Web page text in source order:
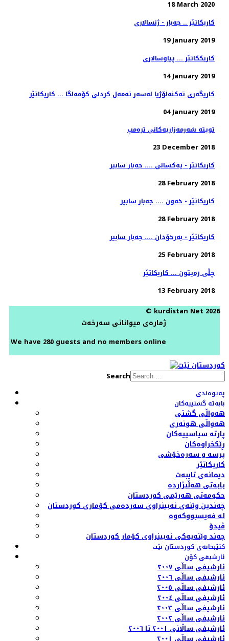
18 March 2020
کاریکاتێر .. جەبار - ژنسالاری
19 January 2019
کاریککاتێر ... پیاوسالاری
14 January 2019
کاریگەری تەکنەلۆژیا لەسەر تەمەل کردنی کۆمەلگا ... کاریکاتێر
04 January 2019
تویتە شەرمەزاریەکانی ترەمپ
23 December 2018
کاریکاتێر - یەکسانی .... جەبار سابیر
28 February 2018
کاریکاتێر - خەون .... جەبار سابیر
28 February 2018
کاریکاتێر - بەرخۆدان .... جەبار سابیر
25 February 2018
چڵی زەیتون ... کاریکاتێر
13 February 2018
© kurdistan Net 2026
ژمارەی میوانانی سەرخەت
We have 280 guests and no members online
Search
پەیوەندی
بابەتە گشتییەکان
هەواڵی گشتی
هەواڵی هونەری
پارتە سیاسییەکان
ڕێکخراوەکان
پرسە و سەرەخۆشی
کاریکاتێر
دیمانەی تایبەت
بابەتی هەڵبژاردە
حکومەتی هەرێمی کوردستان
چەندین وێنەی نەبینراوی سەردەمی کۆماری کوردستان
لە فەیسبووکەوە
ڤیدۆ
چەند وێنەیەکی نەبینراوی کۆمار کوردستان
کتێبخانەی کوردستان نێت
ئارشیفی کۆن
ئارشیفی ساڵی ٢٠٠٧
ئارشیفی ساڵی ٢٠٠٦
ئارشیفی ساڵی ٢٠٠٥
ئارشیفی ساڵی ٢٠٠٤
ئارشیفی ساڵی ٢٠٠٣
ئارشیفی ساڵی ٢٠٠٢
ئارشیفی ساڵانی ٢٠٠١ تا ٢٠٠٦